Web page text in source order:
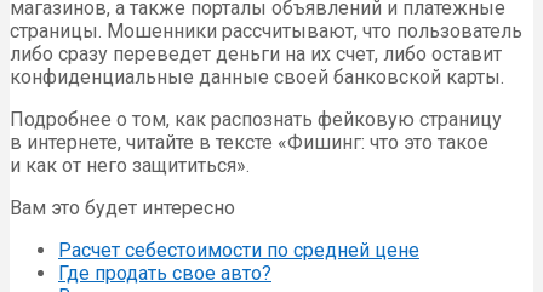
магазинов, а также порталы объявлений и платежные
страницы. Мошенники рассчитывают, что пользователь
либо сразу переведет деньги на их счет, либо оставит
конфиденциальные данные своей банковской карты.
Подробнее о том, как распознать фейковую страницу
в интернете, читайте в тексте «Фишинг: что это такое
и как от него защититься».
Вам это будет интересно
Расчет себестоимости по средней цене
Где продать свое авто?